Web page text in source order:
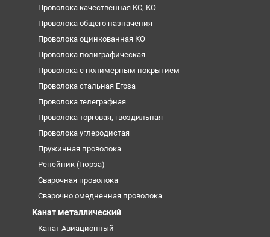
Проволока качественная КС, КО
Проволока общего назначения
Проволока оцинкованная КО
Проволока полиграфическая
Проволока с полимерным покрытием
Проволока стальная Егоза
Проволока телеграфная
Проволока торговая, гвоздильная
Проволока углеродистая
Пружинная проволока
Репейник (Гюрза)
Сварочная проволока
Сварочно омедненная проволока
Канат металлический
Канат Авиационный